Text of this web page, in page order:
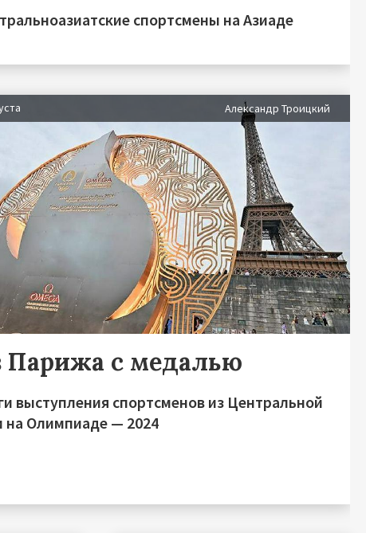
спортсмены на Азиаде
Александр Троицкий
Парижа с медалью
выступления спортсменов из Центральной
на Олимпиаде — 2024